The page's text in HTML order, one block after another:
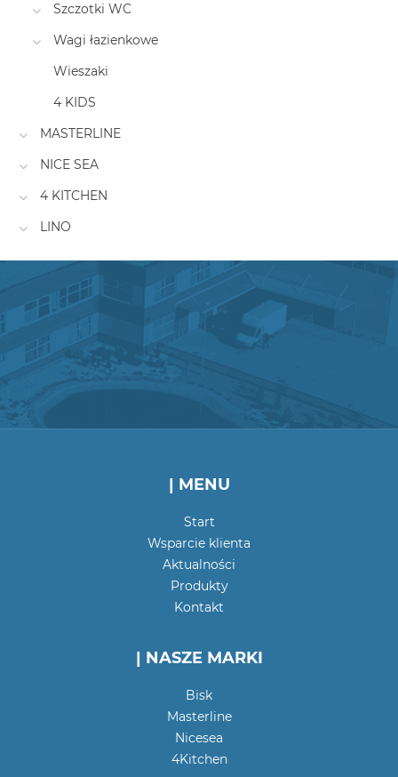
Szczotki WC
Wagi łazienkowe
Wieszaki
4 KIDS
MASTERLINE
NICE SEA
4 KITCHEN
LINO
| MENU
Start
Wsparcie klienta
Aktualności
Produkty
Kontakt
| NASZE MARKI
Bisk
Masterline
Nicesea
4Kitchen